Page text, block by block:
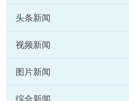
头条新闻
视频新闻
图片新闻
综合新闻